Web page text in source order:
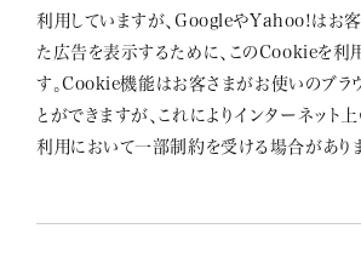
利用していますが、GoogleやYahoo!はお
た広告を表示するために、このCookieを利
す。Cookie機能はお客さまがお使いのブラ
とができますが、これによりインターネット
利用において一部制約を受ける場合がありま